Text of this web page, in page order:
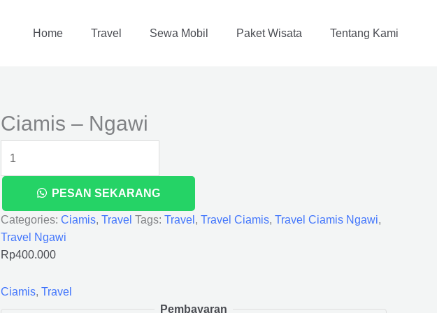
Home Travel Sewa Mobil Paket Wisata Tentang Kami
Ciamis – Ngawi
PESAN SEKARANG
Categories: Ciamis, Travel Tags: Travel , Travel Ciamis, Travel Ciamis Ngawi,
Travel Ngawi
Rp400.000
Ciamis, Travel
Pembayaran